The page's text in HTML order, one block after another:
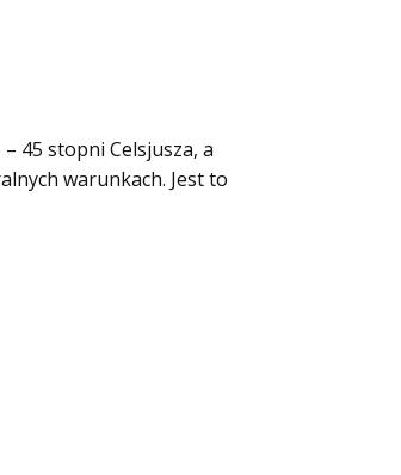
45 stopni Celsjusza, a
warunkach. Jest to